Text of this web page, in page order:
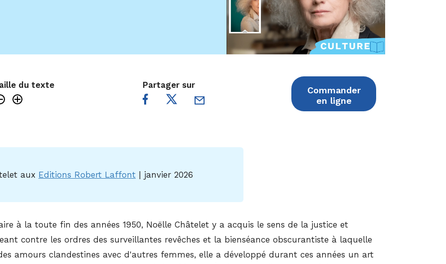
du texte Partager sur
Commander
en ligne
aux Editions Robert Laffont janvier 2026
à la toute fin des années 1950, Noëlle Châtelet y a acquis le sens de la justice et
contre les ordres des surveillantes revêches et la bienséance obscurantiste à laquelle
amours clandestines avec d'autres femmes, elle a développé durant ces années un art